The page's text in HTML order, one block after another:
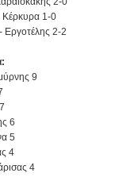
Κέρκυρα 1-0
Εργοτέλης 2-2
9
6
5
4
4